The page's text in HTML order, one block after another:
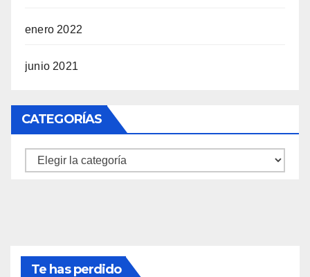
enero 2022
junio 2021
CATEGORÍAS
Categorías
Te has perdido